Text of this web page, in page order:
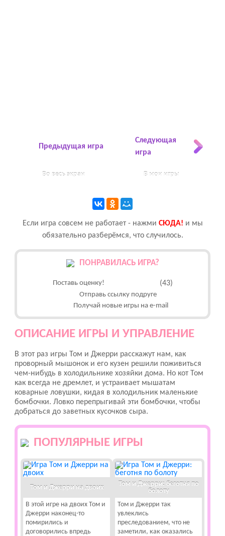
Предыдущая игра
Во весь экран В мои игры
Следующая
игра
Если игра совсем не работает - нажми CЮДА! и мы
обязательно разберёмся, что случилось.
ПОНРАВИЛАСЬ ИГРА?
Поставь оценку! (43)
Отправь ссылку подруге
Получай новые игры на e-mail
ОПИСАНИЕ ИГРЫ И УПРАВЛЕНИЕ
В этот раз игры Том и Джерри расскажут нам, как
проворный мышонок и его кузен решили поживиться
чем-нибудь в холодильнике хозяйки дома. Но кот Том
как всегда не дремлет, и устраивает мышатам
коварные ловушки, кидая в холодильник маленькие
бомбочки. Ловко перепрыгивай эти бомбочки, чтобы
добраться до заветных кусочков сыра.
ПОПУЛЯРНЫЕ ИГРЫ
Том и Джерри на двоих
В этой игре на двоих Том и
Джерри наконец-то
помирились и
договорились впредь
Том и Джерри: беготня по
болоту
Том и Джерри так
увлеклись
преследованием, что не
заметили, как оказались